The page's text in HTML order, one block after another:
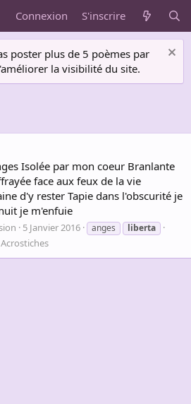
Connexion S'inscrire
poster plus de 5 poèmes par
la visibilité du site.
Isolée par mon coeur Branlante
face aux feux de la vie
d'y rester Tapie dans l'obscurité je
je m'enfuie
5 Janvier 2016 anges liberta
Acrostiches